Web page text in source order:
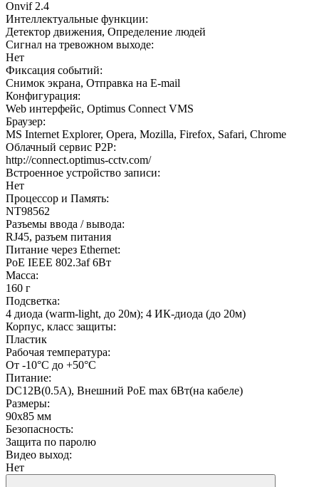
Onvif 2.4
Интеллектуальные функции:
Детектор движения, Определение людей
Сигнал на тревожном выходе:
Нет
Фиксация событий:
Снимок экрана, Отправка на E-mail
Конфигурация:
Web интерфейс, Optimus Connect VMS
Браузер:
MS Internet Explorer, Opera, Mozilla, Firefox, Safari, Chrome
Облачный сервис P2P:
http://connect.optimus-cctv.com/
Встроенное устройство записи:
Нет
Процессор и Память:
NT98562
Разъемы ввода / вывода:
RJ45, разъем питания
Питание через Ethernet:
PoE IEEE 802.3af 6Вт
Масса:
160 г
Подсветка:
4 диода (warm-light, до 20м); 4 ИК-диода (до 20м)
Корпус, класс защиты:
Пластик
Рабочая температура:
От -10°С до +50°С
Питание:
DC12В(0.5А), Внешний PoE max 6Вт(на кабеле)
Размеры:
90x85 мм
Безопасность:
Защита по паролю
Видео выход:
Нет